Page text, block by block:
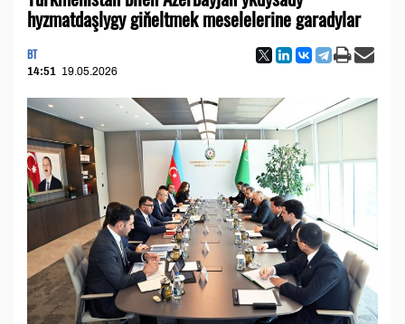
hyzmatdaşlygy giňeltmek meselelerine garadylar
BT
14:51 19.05.2026